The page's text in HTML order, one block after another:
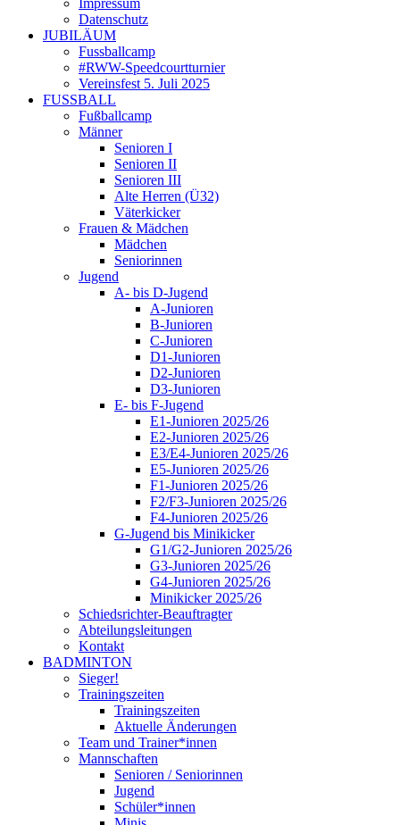
Impressum
Datenschutz
JUBILÄUM
Fussballcamp
#RWW-Speedcourtturnier
Vereinsfest 5. Juli 2025
FUSSBALL
Fußballcamp
Männer
Senioren I
Senioren II
Senioren III
Alte Herren (Ü32)
Väterkicker
Frauen & Mädchen
Mädchen
Seniorinnen
Jugend
A- bis D-Jugend
A-Junioren
B-Junioren
C-Junioren
D1-Junioren
D2-Junioren
D3-Junioren
E- bis F-Jugend
E1-Junioren 2025/26
E2-Junioren 2025/26
E3/E4-Junioren 2025/26
E5-Junioren 2025/26
F1-Junioren 2025/26
F2/F3-Junioren 2025/26
F4-Junioren 2025/26
G-Jugend bis Minikicker
G1/G2-Junioren 2025/26
G3-Junioren 2025/26
G4-Junioren 2025/26
Minikicker 2025/26
Schiedsrichter-Beauftragter
Abteilungsleitungen
Kontakt
BADMINTON
Sieger!
Trainingszeiten
Trainingszeiten
Aktuelle Änderungen
Team und Trainer*innen
Mannschaften
Senioren / Seniorinnen
Jugend
Schüler*innen